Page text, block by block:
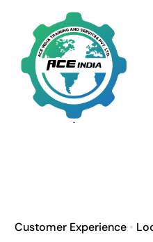
content
Customer Experience•